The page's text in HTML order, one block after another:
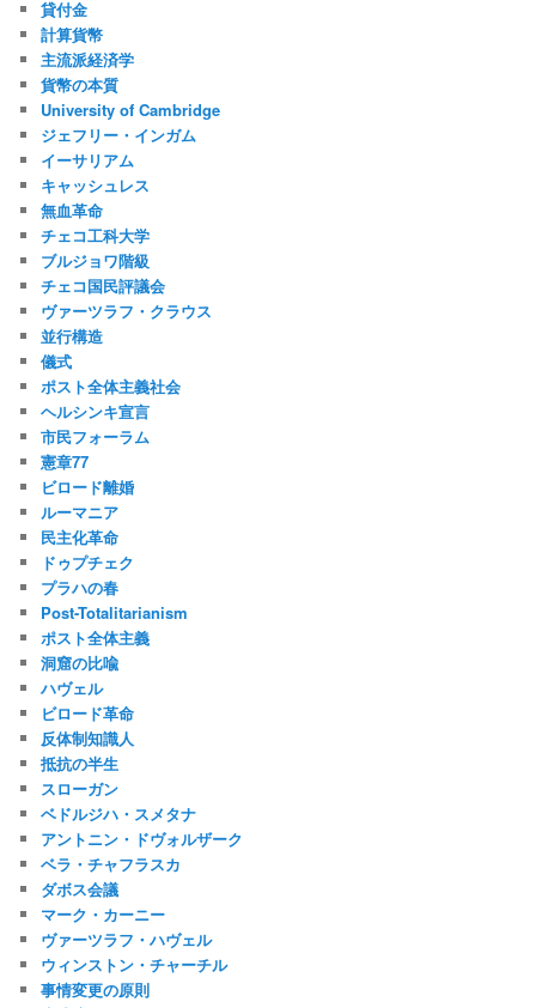
貸付金
計算貨幣
主流派経済学
貨幣の本質
University of Cambridge
ジェフリー・インガム
イーサリアム
キャッシュレス
無血革命
チェコ工科大学
ブルジョワ階級
チェコ国民評議会
ヴァーツラフ・クラウス
並行構造
儀式
ポスト全体主義社会
ヘルシンキ宣言
市民フォーラム
憲章77
ビロード離婚
ルーマニア
民主化革命
ドゥプチェク
プラハの春
Post-Totalitarianism
ポスト全体主義
洞窟の比喩
ハヴェル
ビロード革命
反体制知識人
抵抗の半生
スローガン
ベドルジハ・スメタナ
アントニン・ドヴォルザーク
ベラ・チャフラスカ
ダボス会議
マーク・カーニー
ヴァーツラフ・ハヴェル
ウィンストン・チャーチル
事情変更の原則